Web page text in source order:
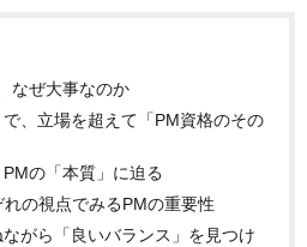
なぜ大事なのか
、立場を超えて「PM資格のその
の「本質」に迫る
の視点でみるPMの重要性
がら「良いバランス」を見つけ